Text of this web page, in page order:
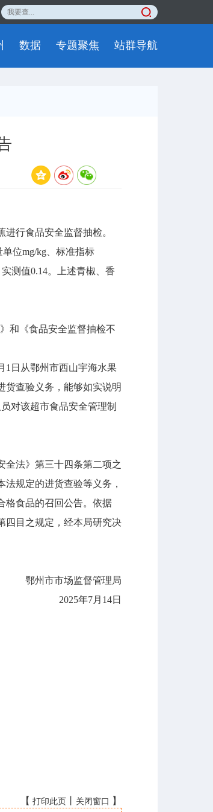
数据 专题聚焦 站群导航
行食品安全监督抽检。
位mg/kg、标准指标
测值0.14。上述青椒、香
和《食品安全监督抽检不
日从鄂州市西山宇海水果
货查验义务，能够如实说明
对该超市食品安全管理制
法》第三十四条第二项之
规定的进货查验等义务，
格食品的召回公告。依据
四目之规定，经本局研究决
鄂州市市场监督管理局
2025年7月14日
【 打印此页 关闭窗口 】